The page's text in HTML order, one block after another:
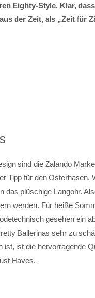
Eighty-Style. Klar,
der Zeit, als „Zeit für
sind die Zalando
Tipp für den Osterhasen.
das plüschige Langohr.
werden. Für heiße
gesehen ein
Ballerinas sehr zu
ist die hervorragende
Haves.